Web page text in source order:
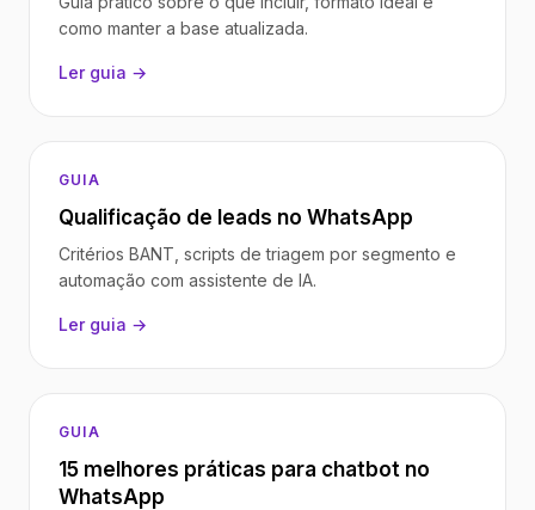
como manter a base atualizada.
Ler guia →
GUIA
Qualificação de leads no WhatsApp
Critérios BANT, scripts de triagem por segmento e
automação com assistente de IA.
Ler guia →
GUIA
15 melhores práticas para chatbot no
WhatsApp